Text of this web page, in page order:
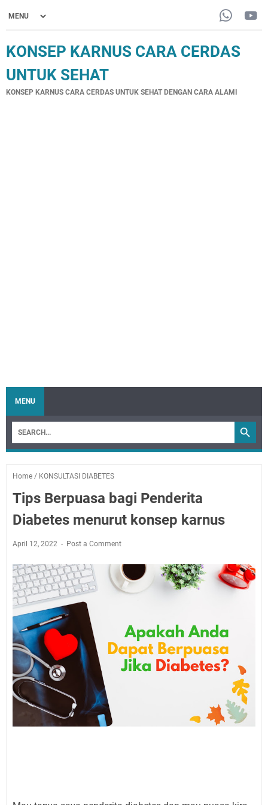
KONSEP KARNUS CARA CERDAS
UNTUK SEHAT
KONSEP KARNUS CARA CERDAS UNTUK SEHAT DENGAN CARA ALAMI
MENU
Home / KONSULTASI DIABETES
Tips Berpuasa bagi Penderita
Diabetes menurut konsep karnus
April 12, 2022 Post a Comment